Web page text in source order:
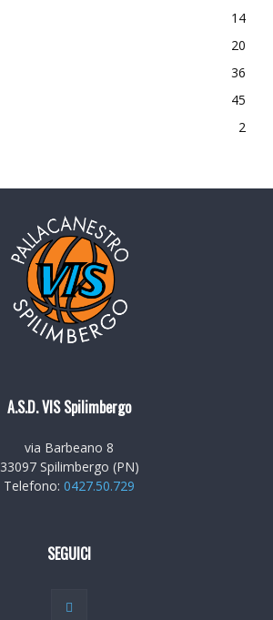
14
20
36
45
2
A.S.D. VIS Spilimbergo
via Barbeano 8
33097 Spilimbergo (PN)
Telefono: 0427.50.729
SEGUICI